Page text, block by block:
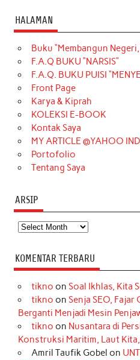
c
e
b
o
o
k
t
a
g
r
a
m
T
o
k
t
e
r
k
e
d
HALAMAN
Buku “Membangun
F.A.Q BUKU “NARSIS”
F.A.Q. BUKU PUISI
Front Page
Karya & Kiprah
KOLEKSI E-BOOK
Kontak Saya
MY ARTICLE @YAHOO
Portofolio
Tentang Saya
ARSIP
Arsip
KOMENTAR TERBARU
tikno on Soal Ikhlas, Kita
tikno on Senja SEO, Fajar
Berganti Menjadi Mesin
tikno on Nusantara di
Konstruksi Maritim, Laut
Amril Taufik Gobel on